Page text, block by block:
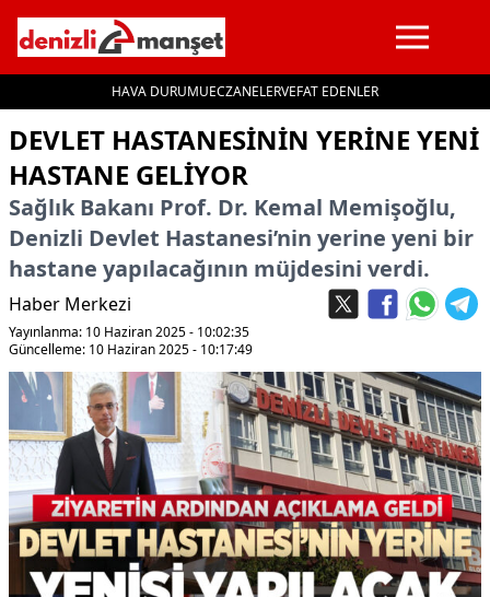
HAVA DURUMUECZANELERVEFAT EDENLER
DEVLET HASTANESININ YERINE YENI
HASTANE GELIYOR
Sağlık Bakanı Prof. Dr. Kemal Memişoğlu,
Denizli Devlet Hastanesi’nin yerine yeni bir
hastane yapılacağının müjdesini verdi.
Haber Merkezi
Yayınlanma: 10 Haziran 2025 - 10:02:35
Güncelleme: 10 Haziran 2025 - 10:17:49